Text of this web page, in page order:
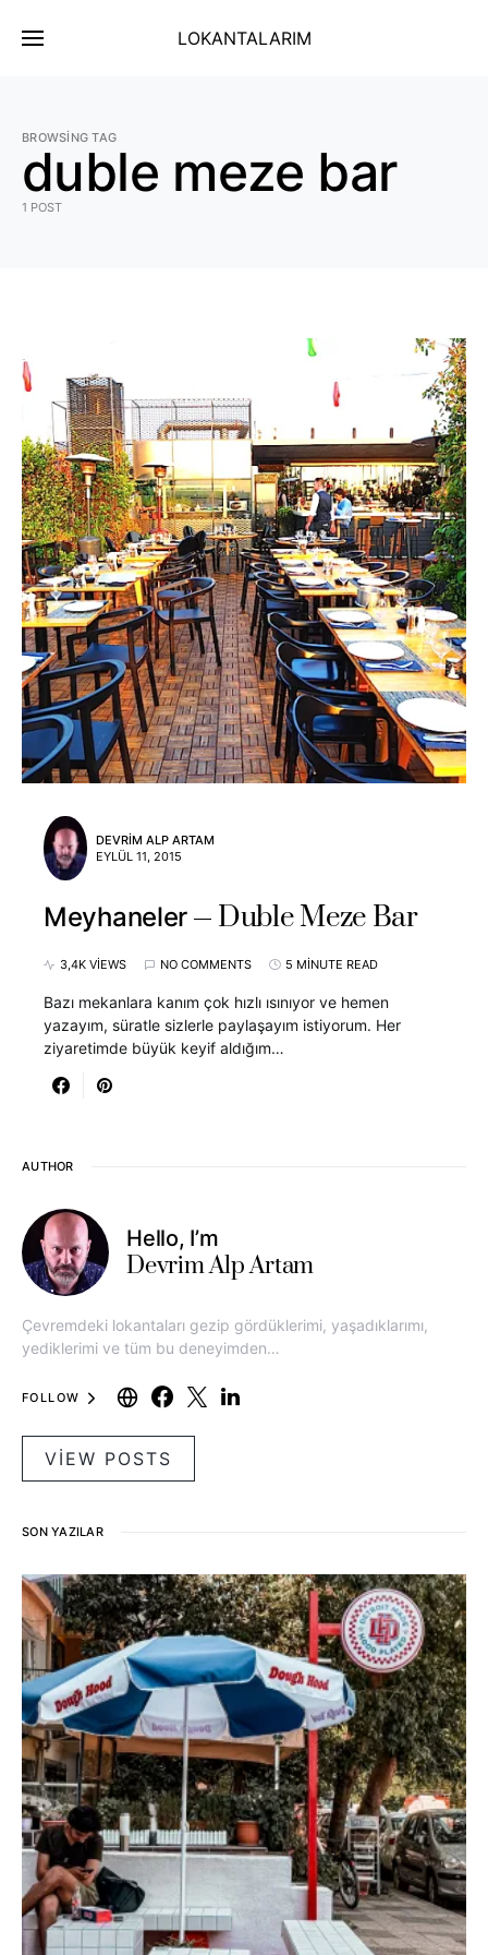
LOKANTALARIM
BROWSING TAG
duble meze bar
1 POST
DEVRIM ALP ARTAM
EYLÜL 11, 2015
Meyhaneler Duble Meze Bar
3,4K VIEWS NO COMMENTS 5 MINUTE READ
Bazı mekanlara kanım çok hızlı ısınıyor ve hemen
yazayım, süratle sizlerle paylaşayım istiyorum. Her
ziyaretimde büyük keyif aldığım…
AUTHOR
Hello, I’m
Devrim Alp Artam
Çevremdeki lokantaları gezip gördüklerimi, yaşadıklarımı,
yediklerimi ve tüm bu deneyimden…
FOLLOW
VIEW POSTS
SON YAZILAR